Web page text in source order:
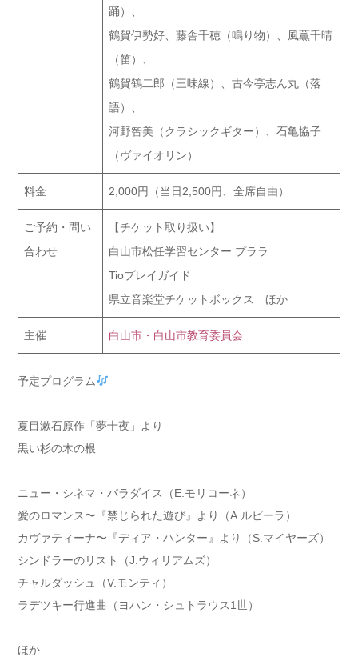
踊）、
鶴賀伊勢好、藤舎千穂（鳴り物）、風薫千晴
（笛）、
鶴賀鶴二郎（三味線）、古今亭志ん丸（落
語）、
河野智美（クラシックギター）、石亀協子
（ヴァイオリン）
料金 2,000円（当日2,500円、全席自由）
ご予約・問い
合わせ
【チケット取り扱い】
白山市松任学習センター プララ
Tioプレイガイド
県立音楽堂チケットボックス ほか
主催 白山市・白山市教育委員会
予定プログラム
夏目漱石原作「夢十夜」より
黒い杉の木の根
ニュー・シネマ・パラダイス（E.モリコーネ）
愛のロマンス〜『禁じられた遊び』より（A.ルビーラ）
カヴァティーナ〜『ディア・ハンター』より（S.マイヤーズ）
シンドラーのリスト（J.ウィリアムズ）
チャルダッシュ（V.モンティ）
ラデツキー行進曲（ヨハン・シュトラウス1世）
ほか